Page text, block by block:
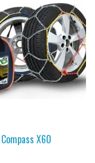
Compass X60